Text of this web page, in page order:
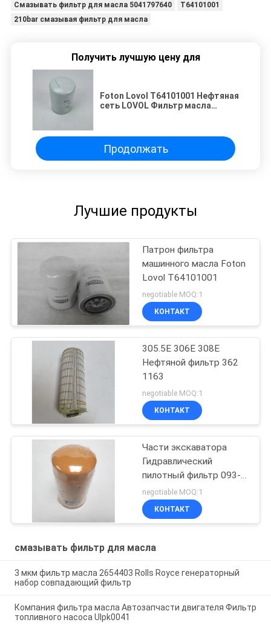
Смазывать фильтр для масла 5041797640
T64101001
210bar смазывая фильтр для масла
Получить лучшую цену для
Foton Lovol T64101001 Нефтяная
сеть LOVOL Фильтр масла
Продолжать
Лучшие продукты
Патрон фильтра
машинного масла Foton
Lovol T64101001
negotiable MOQ:1
КОНТАКТ
305.5E 306E 308E
Нефтяной фильтр 362
1163
negotiable MOQ:1
КОНТАКТ
Части экскаватора
Гидравлический
пилотный фильтр 093-
7521
negotiable MOQ:1
КОНТАКТ
смазывать фильтр для масла
3 мкм фильтр масла 2654403 Rolls Royce генераторный
набор совпадающий фильтр
Компания фильтра масла Автозапчасти двигателя Фильтр
топливного насоса Ulpk0041